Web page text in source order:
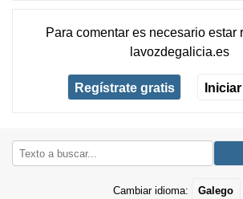
Para comentar es necesario estar
lavozdegalicia.es
Regístrate gratis
Cambiar idioma: Galego